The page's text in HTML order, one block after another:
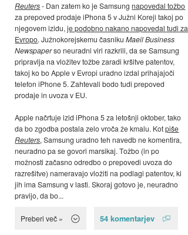
Reuters- Dan zatem ko je Samsungnapovedal tožbo
za prepoved prodaje iPhona 5 v Južni Koreji takoj po
njegovem izidu,je podobno nakano napovedal tudi za
Evropo. Južnokorejskemu časnikuMaeil Business
Newspaperso neuradni viri razkrili, da se Samsung
pripravlja na vložitev tožbe zaradi kršitve patentov,
takoj ko bo Apple v Evropi uradno izdal prihajajoči
telefon iPhone 5. Zahtevali bodo tudi prepoved
prodaje in uvoza v EU.
Apple načrtuje izid iPhona 5 za letošnji oktober, tako
da bo zgodba postala zelo vroča že kmalu. Kotpiše
Reuters, Samsung uradno teh navedb ne komentira,
neuradno pa se govori marsikaj. Tožbo (in po
možnosti začasno odredbo o prepovedi uvoza do
razrešitve) nameravajo vložiti na podlagi patentov, ki
jih ima Samsung v lasti. Skoraj gotovo je, neuradno
pravijo, da bo...
Preberi več » 54 komentarjev